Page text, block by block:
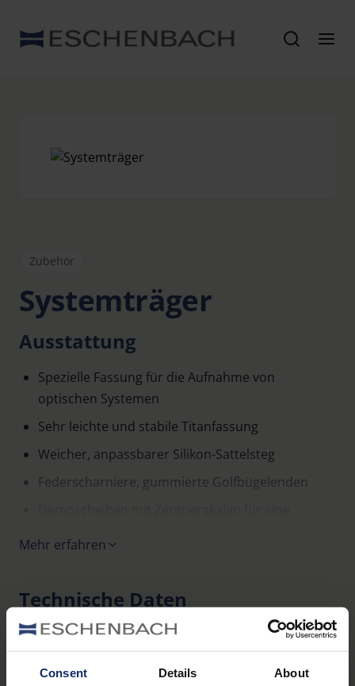
Consent Details About
Zubehör
Systemträger
Ausstattung
Spezielle Fassung für die Aufnahme von
optischen Systemen
Sehr leichte und stabile Titanfassung
Weicher, anpassbarer Silikon-Sattelsteg
Federscharniere, gummierte Golfbügelenden
Mehr erfahren
Technische Daten
Abmessungen